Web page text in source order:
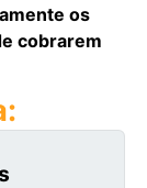
os
cobrarem